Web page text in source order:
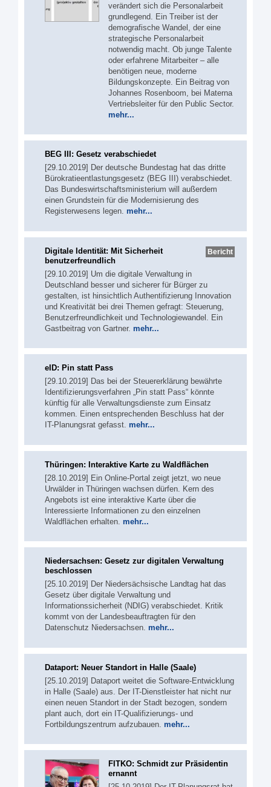
verändert sich die Personalarbeit
grundlegend. Ein Treiber ist der
demografische Wandel, der eine
strategische Personalarbeit
notwendig macht. Ob junge Talente
oder erfahrene Mitarbeiter – alle
benötigen neue, moderne
Bildungskonzepte. Ein Beitrag von
Johannes Rosenboom, bei Materna
Vertriebsleiter für den Public Sector.
mehr...
BEG III: Gesetz verabschiedet
[29.10.2019] Der deutsche Bundestag hat das dritte
Bürokratieentlastungsgesetz (BEG III) verabschiedet.
Das Bundeswirtschaftsministerium will außerdem
einen Grundstein für die Modernisierung des
Registerwesens legen. mehr...
Bericht
Digitale Identität: Mit Sicherheit
benutzerfreundlich
[29.10.2019] Um die digitale Verwaltung in
Deutschland besser und sicherer für Bürger zu
gestalten, ist hinsichtlich Authentifizierung Innovation
und Kreativität bei drei Themen gefragt: Steuerung,
Benutzerfreundlichkeit und Technologiewandel. Ein
Gastbeitrag von Gartner. mehr...
eID: Pin statt Pass
[29.10.2019] Das bei der Steuererklärung bewährte
Identifizierungsverfahren „Pin statt Pass“ könnte
künftig für alle Verwaltungsdienste zum Einsatz
kommen. Einen entsprechenden Beschluss hat der
IT-Planungsrat gefasst. mehr...
Thüringen: Interaktive Karte zu Waldflächen
[28.10.2019] Ein Online-Portal zeigt jetzt, wo neue
Urwälder in Thüringen wachsen dürfen. Kern des
Angebots ist eine interaktive Karte über die
Interessierte Informationen zu den einzelnen
Waldflächen erhalten. mehr...
Niedersachsen: Gesetz zur digitalen Verwaltung
beschlossen
[25.10.2019] Der Niedersächsische Landtag hat das
Gesetz über digitale Verwaltung und
Informationssicherheit (NDIG) verabschiedet. Kritik
kommt von der Landesbeauftragten für den
Datenschutz Niedersachsen. mehr...
Dataport: Neuer Standort in Halle (Saale)
[25.10.2019] Dataport weitet die Software-Entwicklung
in Halle (Saale) aus. Der IT-Dienstleister hat nicht nur
einen neuen Standort in der Stadt bezogen, sondern
plant auch, dort ein IT-Qualifizierungs- und
Fortbildungszentrum aufzubauen. mehr...
FITKO: Schmidt zur Präsidentin
ernannt